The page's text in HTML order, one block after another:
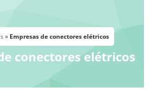
» Empresas de conectores elétricos
conectores elétricos